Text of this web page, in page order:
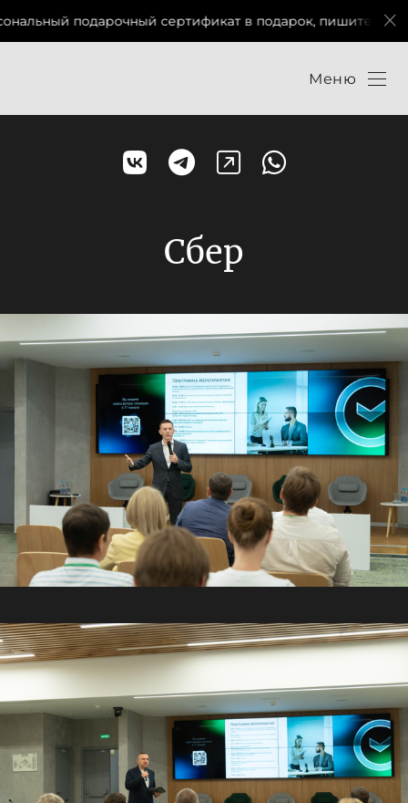
сертификат в подарок, пишите мне в соц сетях)
Меню
Сбер